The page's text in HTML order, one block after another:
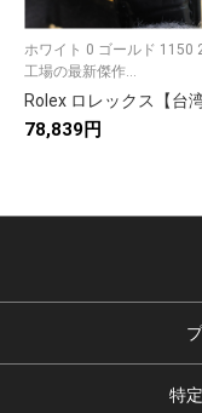
ホワイト 0 ゴールド 1150
工場の最新傑作...
78,839円
特